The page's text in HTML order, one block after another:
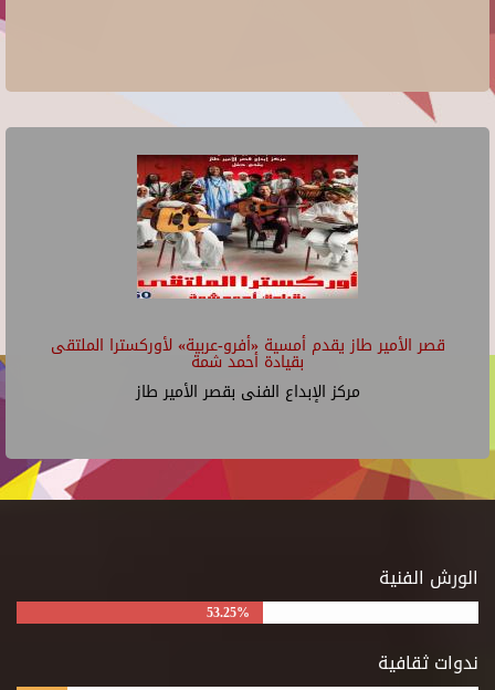
قصر الأمير طاز يقدم أمسية «أفرو-عربية» لأوركسترا الملتقى
بقيادة أحمد شمة
مركز الإبداع الفنى بقصر الأمير طاز
الورش الفنية
53.25%
ندوات ثقافية